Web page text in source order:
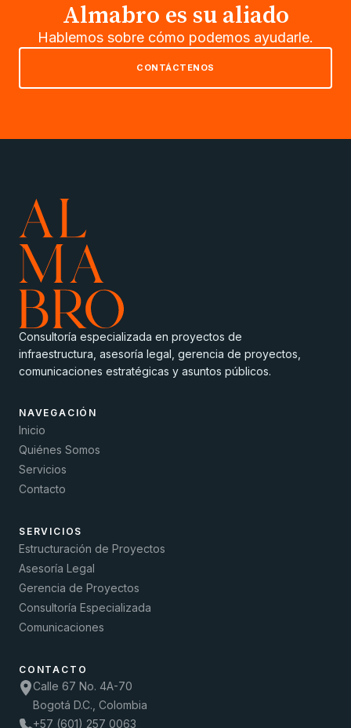
Almabro es su aliado
Hablemos sobre cómo podemos ayudarle.
CONTÁCTENOS
Consultoría especializada en proyectos de
infraestructura, asesoría legal, gerencia de proyectos,
comunicaciones estratégicas y asuntos públicos.
NAVEGACIÓN
Inicio
Quiénes Somos
Servicios
Contacto
SERVICIOS
Estructuración de Proyectos
Asesoría Legal
Gerencia de Proyectos
Consultoría Especializada
Comunicaciones
CONTACTO
Calle 67 No. 4A-70
Bogotá D.C., Colombia
+57 (601) 257 0063